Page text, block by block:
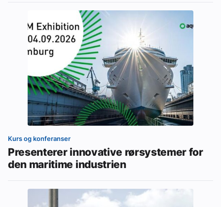
Kurs og konferanser
Presenterer innovative rørsystemer for
den maritime industrien